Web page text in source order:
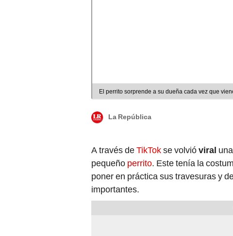
El perrito sorprende a su dueña cada vez que
La República
A través deTikTokse volvióviral
pequeño perrito. Este tenía la
poner en práctica sus travesuras y
importantes.